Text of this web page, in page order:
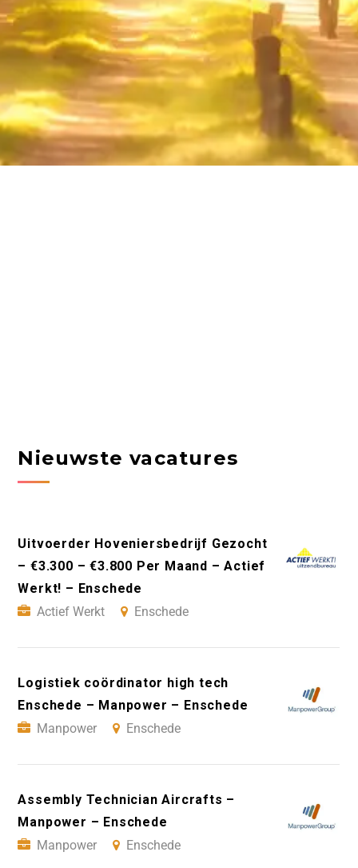
Nieuwste vacatures
Uitvoerder Hoveniersbedrijf Gezocht
– €3.300 – €3.800 Per Maand – Actief
Werkt! – Enschede
Actief Werkt
Enschede
Logistiek coördinator high tech
Enschede – Manpower – Enschede
Manpower
Enschede
Assembly Technician Aircrafts –
Manpower – Enschede
Manpower
Enschede